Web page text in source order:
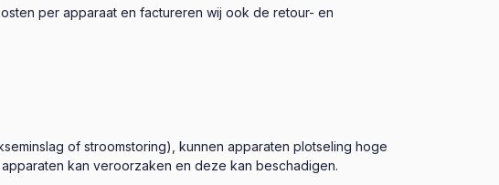
per apparaat en factureren wij ook de retour- en
of stroomstoring), kunnen apparaten plotseling hoge
kan veroorzaken en deze kan beschadigen.